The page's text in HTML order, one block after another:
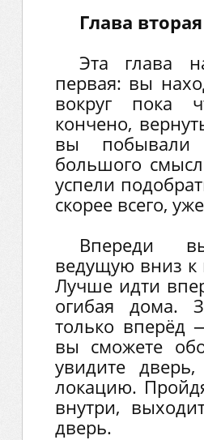
Глава вторая
Эта глава
первая: вы
вокруг пока
кончено,
вы
большого
успели
скорее всего,
Впереди
ведущую вниз к
Лучше идти
огибая дома.
только вперёд
вы сможете
увидите
локацию.
внутри,
дверь.